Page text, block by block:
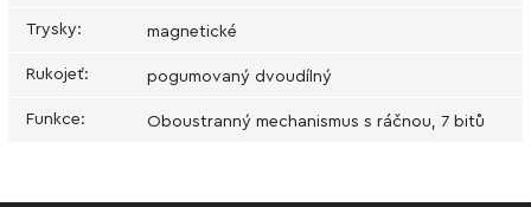
Trysky: magnetické
Rukojeť: pogumovaný dvoudílný
Funkce: Oboustranný mechanismus s ráčnou, 7 bitů